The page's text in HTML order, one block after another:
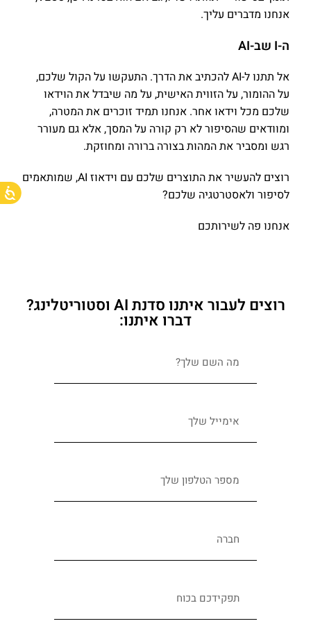
אנחנו מדברים עליך.
ה-I שב-AI
אל תתנו ל-AI להכתיב את הדרך. התעקשו על הקול שלכם,
על ההומור, על הזווית האישית, על מה שיבדל את הוידאו
שלכם מכל וידאו אחר. אנחנו תמיד זוכרים את המטרה,
ומוודאים שהסיפור לא רק קורה על המסך, אלא גם מעורר
רגש ומסביר את המהות בצורה ברורה ומחוזקת.
רוצים להעשיר את התוצרים שלכם עם וידאוז AI, שמותאמים
לסיפור ולאסטרטגיה שלכם?
אנחנו פה לשירותכם
רוצים לעבור איתנו סדנת AI וסטוריטלינג?
דברו איתנו: